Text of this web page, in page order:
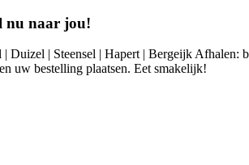
nu naar jou!
| Duizel | Steensel | Hapert | Bergeijk
uw bestelling plaatsen. Eet smakelijk!